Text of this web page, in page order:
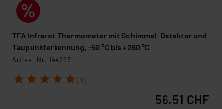
TFA Infrarot-Thermometer mit Schimmel-Detektor und
Taupunkterkennung, -50 °C bis +260 °C
Artikel-Nr. 144297
1 2 3 4 5 (4)
56.51 CHF